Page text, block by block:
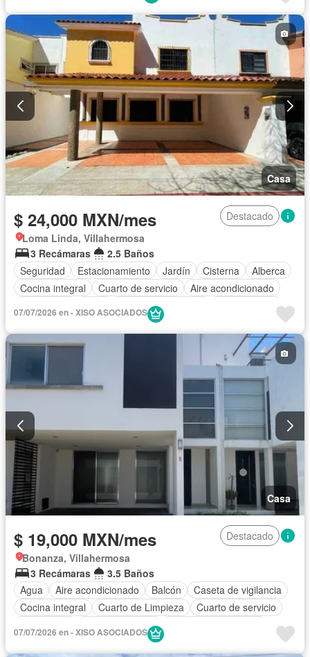
Casa
$ 24,000 MXN/mes
Destacado
Loma Linda, Villahermosa
3 Recámaras
2.5 Baños
Seguridad
Estacionamiento Jardín Cisterna
Alberca
Cocina integral
Cuarto de servicio
Aire acondicionado
Cuarto de Limpieza
Vista panorámica
Permite niños
07/07/2026 en - XISO ASOCIADOS
Casa
$ 19,000 MXN/mes
Destacado
Bonanza, Villahermosa
3 Recámaras
3.5 Baños
Agua
Aire acondicionado Balcón
Caseta de vigilancia
Cocina integral
Cuarto de Limpieza
Cuarto de servicio
Estacionamiento
Solo familias
07/07/2026 en - XISO ASOCIADOS